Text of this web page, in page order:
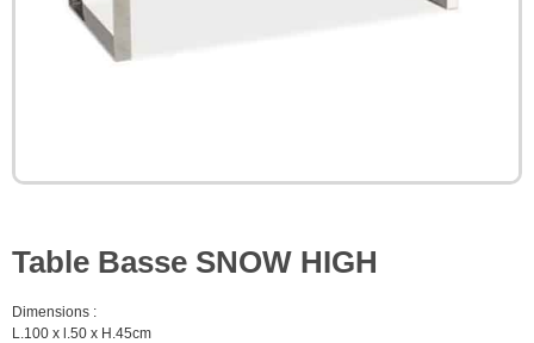
Table Basse SNOW HIGH
Dimensions :
L.100 x l.50 x H.45cm